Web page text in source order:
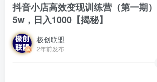
抖音小店高效变现训练营（第一期
5w，日入1000【揭秘】
极创联盟
2年前发布